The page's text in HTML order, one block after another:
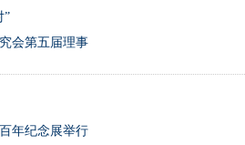
”
会第五届理事
年纪念展举行